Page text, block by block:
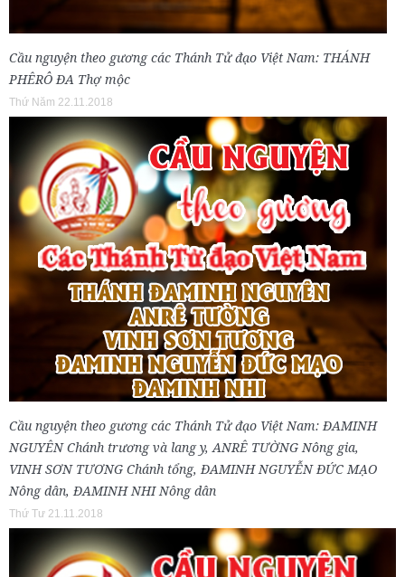
Cầu nguyện theo gương các Thánh Tử đạo Việt Nam: THÁNH
PHÊRÔ ĐA Thợ mộc
Thứ Năm 22.11.2018
Cầu nguyện theo gương các Thánh Tử đạo Việt Nam: ĐAMINH
NGUYÊN Chánh trương và lang y, ANRÊ TƯỜNG Nông gia,
VINH SƠN TƯƠNG Chánh tổng, ĐAMINH NGUYỄN ĐỨC MẠO
Nông dân, ĐAMINH NHI Nông dân
Thứ Tư 21.11.2018